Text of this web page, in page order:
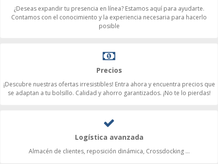
¿Deseas expandir tu presencia en línea? Estamos aquí para ayudarte.
Contamos con el conocimiento y la experiencia necesaria para hacerlo
posible
Precios
¡Descubre nuestras ofertas irresistibles! Entra ahora y encuentra precios que
se adaptan a tu bolsillo. Calidad y ahorro garantizados. ¡No te lo pierdas!
Logística avanzada
Almacén de clientes, reposición dinámica, Crossdocking ...